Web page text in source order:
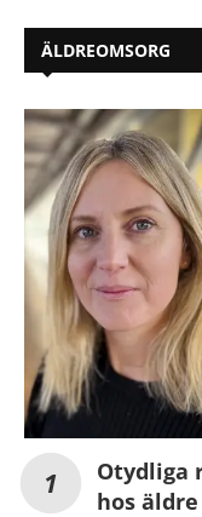
ÄLDREOMSORG
Otydliga
hos